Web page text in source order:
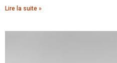
Lire la suite »